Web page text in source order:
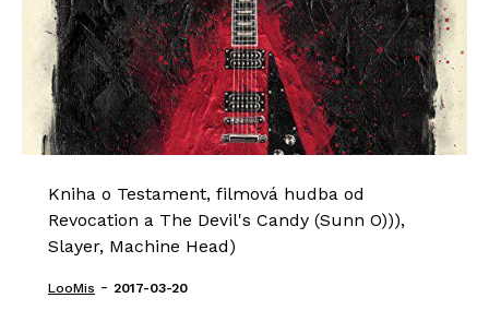
Kniha o Testament, filmová hudba od
Revocation a The Devil's Candy (Sunn O))),
Slayer, Machine Head)
LooMis - 2017-03-20